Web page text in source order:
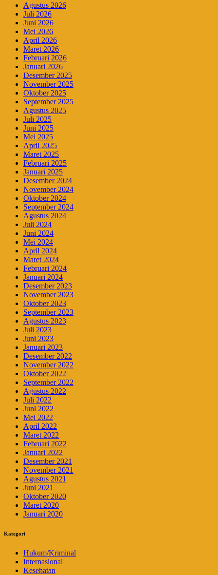
Agustus 2026
Juli 2026
Juni 2026
Mei 2026
April 2026
Maret 2026
Februari 2026
Januari 2026
Desember 2025
November 2025
Oktober 2025
September 2025
Agustus 2025
Juli 2025
Juni 2025
Mei 2025
April 2025
Maret 2025
Februari 2025
Januari 2025
Desember 2024
November 2024
Oktober 2024
September 2024
Agustus 2024
Juli 2024
Juni 2024
Mei 2024
April 2024
Maret 2024
Februari 2024
Januari 2024
Desember 2023
November 2023
Oktober 2023
September 2023
Agustus 2023
Juli 2023
Juni 2023
Januari 2023
Desember 2022
November 2022
Oktober 2022
September 2022
Agustus 2022
Juli 2022
Juni 2022
Mei 2022
April 2022
Maret 2022
Februari 2022
Januari 2022
Desember 2021
November 2021
Agustus 2021
Juni 2021
Oktober 2020
Maret 2020
Januari 2020
Kategori
Hukum/Kriminal
Internasional
Kesehatan